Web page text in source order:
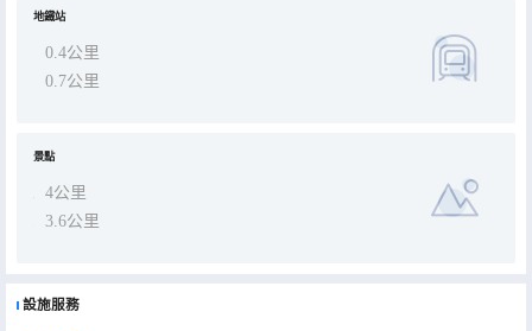
地鐵站
0.4公里
0.7公里
景點
4公里
3.6公里
設施服務